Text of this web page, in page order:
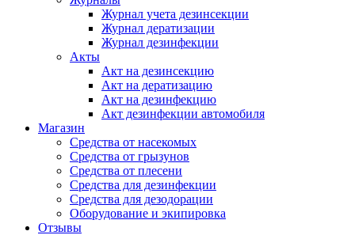
Журнал учета дезинсекции
Журнал дератизации
Журнал дезинфекции
Акты
Акт на дезинсекцию
Акт на дератизацию
Акт на дезинфекцию
Акт дезинфекции автомобиля
Магазин
Средства от насекомых
Средства от грызунов
Средства от плесени
Средства для дезинфекции
Средства для дезодорации
Оборудование и экипировка
Отзывы